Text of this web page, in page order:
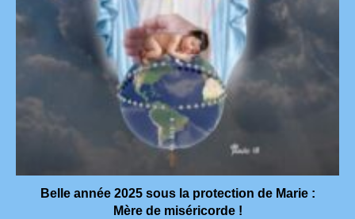
Belle année 2025 sous la protection de Marie :
Mère de miséricorde !